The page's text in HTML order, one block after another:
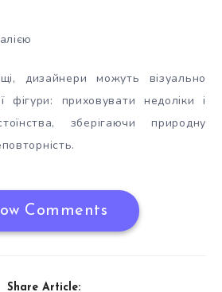
дизайнери можуть візуально
фігури: приховувати недоліки і
зберігаючи природну
Comments
Share Article: